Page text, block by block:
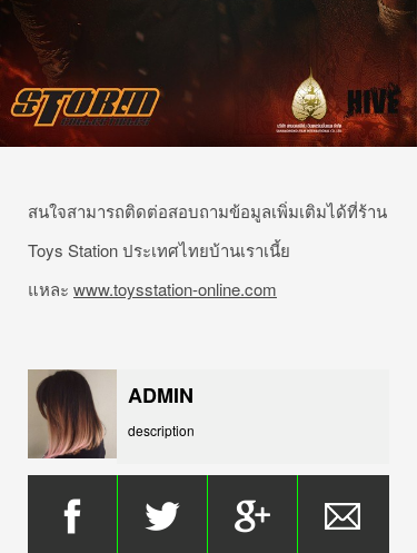
สนใจสามารถติดต่อสอบถามข้อมูลเพิ่มเติมได้ที่ร้าน
Toys Station ประเทศไทยบ้านเราเนี้ย
แหละ www.toysstation-online.com
ADMIN
description